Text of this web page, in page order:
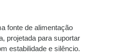
R$551,76
fonte de alimentação
projetada para suportar
estabilidade e silêncio.